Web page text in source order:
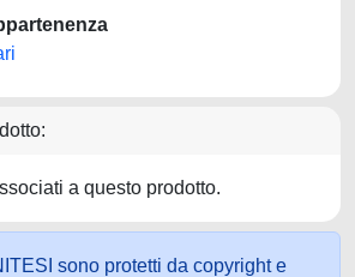
a questo prodotto.
sono protetti da copyright e